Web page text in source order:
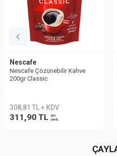
Jacobs
Jacobs Gold Hazır Kahve 500gr
808,07 TL + KDV
816,15 TL
KDV
DAHİL